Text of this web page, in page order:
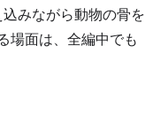
みながら動物の骨を
場面は、全編中でも